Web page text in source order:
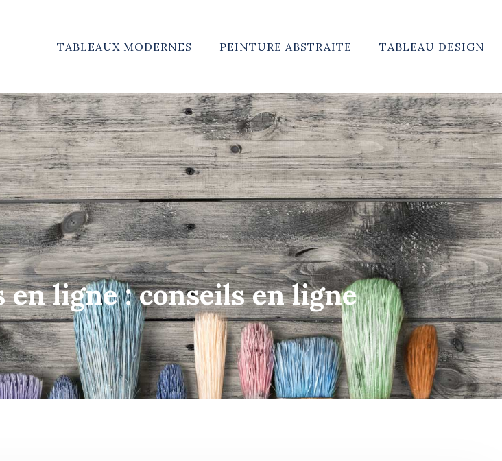
TABLEAUX MODERNES PEINTURE ABSTRAITE TABLEAU DESIGN
ligne : conseils en ligne